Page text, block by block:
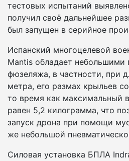
тестовых испытаний
получил своё дальнейшее
был запущен в серийное
Испанский многоцелевой
Mantis обладает небольшими
фюзеляжа, в частности, при
метра, его размах крыльев
то время как максимальный
равен 5,2 килограмма, что
запуск дрона при помощи
же небольшой
Силовая установка БПЛА